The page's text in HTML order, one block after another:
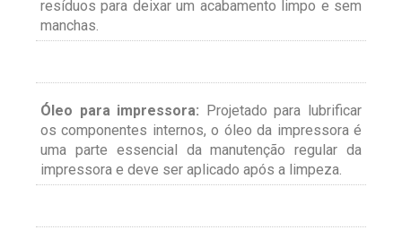
resíduos para deixar um acabamento limpo e sem
manchas.
Óleo para impressora: Projetado para lubrificar
os componentes internos, o óleo da impressora é
uma parte essencial da manutenção regular da
impressora e deve ser aplicado após a limpeza.